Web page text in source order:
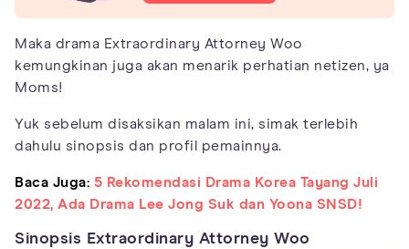
Maka drama Extraordinary Attorney Woo
kemungkinan juga akan menarik perhatian netizen, ya
Moms!
Yuk sebelum disaksikan malam ini, simak terlebih
dahulu sinopsis dan profil pemainnya.
Baca Juga: 5 Rekomendasi Drama Korea Tayang Juli
2022, Ada Drama Lee Jong Suk dan Yoona SNSD!
Sinopsis Extraordinary Attorney Woo